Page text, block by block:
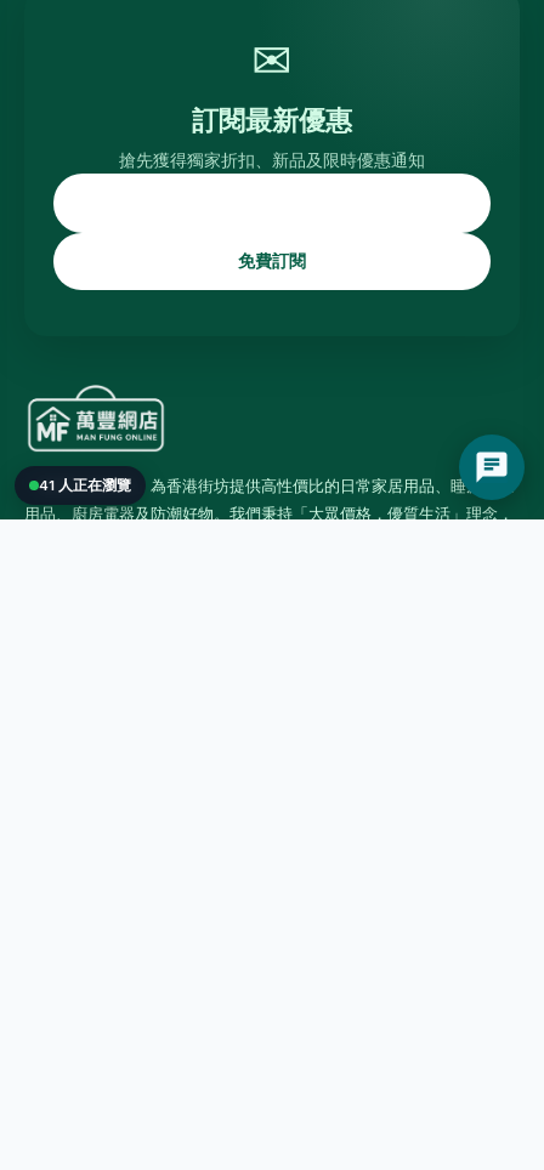
✉
訂閱最新優惠
搶先獲得獨家折扣、新品及限時優惠通知
免費訂閱
「萬豐百貨網店」為香港街坊提供高性價比的日常家居用品、睡房床上
用品、廚房電器及防潮好物。我們秉持「大眾價格，優質生活」理念，
41 人正在瀏覽